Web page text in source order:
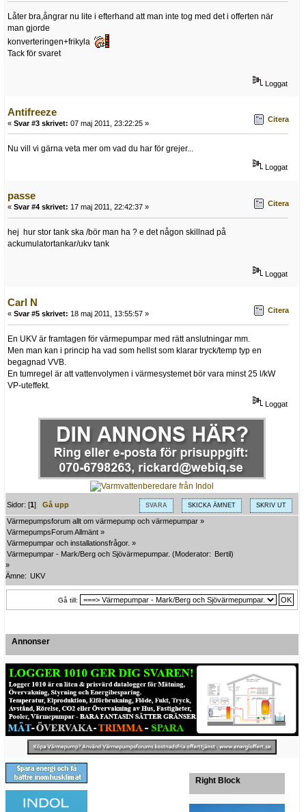
Låter bra,ångrar nu lite i efterhand att man inte tog med det i offerten när
man gjorde
konverteringen+frikyla
Tack för svaret
Loggat
Antifreeze
« Svar #3 skrivet: 07 maj 2011, 23:22:25 » Citera
Nu vill vi gärna veta mer om vad du har för grejer...
Loggat
passe
« Svar #4 skrivet: 17 maj 2011, 22:42:37 » Citera
hej hur stor tank ska /bör man ha ? e det någon skillnad på
ackumulatortankar/ukv tank
Loggat
Carl N
« Svar #5 skrivet: 18 maj 2011, 13:55:57 » Citera
En UKV är framtagen för värmepumpar med rätt anslutningar mm.
Men man kan i princip ha vad som hellst som klarar tryck/temp typ en
begagnad VVB.
En tumregel är att vattenvolymen i värmesystemet bör vara minst 25 l/kW
VP-uteffekt.
Loggat
SVARA SKICKA ÄMNET SKRIV UT
Sidor: [1]Gå upp
Värmepumpsforum allt om värmepump och värmepumpar »
VärmepumpsForum Allmänt »
Värmepumpar och installationsfrågor. »
Värmepumpar - Mark/Berg och Sjövärmepumpar. (Moderator: Bertil)
»
Ämne: UKV
Gå till:
Annonser
Right Block